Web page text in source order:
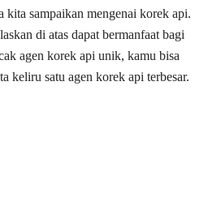
kita sampaikan mengenai korek api.
di atas dapat bermanfaat bagi
agen korek api unik, kamu bisa
keliru satu agen korek api terbesar.